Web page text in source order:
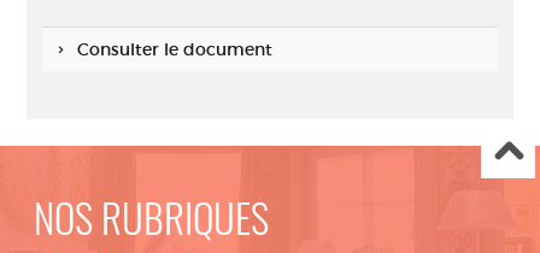
Consulter le document
NOS RUBRIQUES